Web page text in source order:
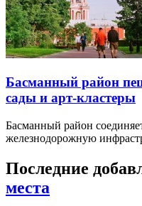
Басманный район
сады и арт-кластеры
Басманный район
железнодорожную
Последние
места